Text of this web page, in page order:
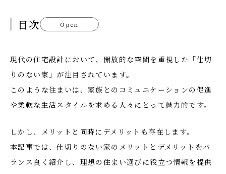
目次 Open
現代の住宅設計において、開放的な空間を重視した「仕切
りのない家」が注目されています。
このような住まいは、家族とのコミュニケーションの促進
や柔軟な生活スタイルを求める人々にとって魅力的です。
しかし、メリットと同時にデメリットも存在します。
本記事では、仕切りのない家のメリットとデメリットをバ
ランス良く紹介し、理想の住まい選びに役立つ情報を提供